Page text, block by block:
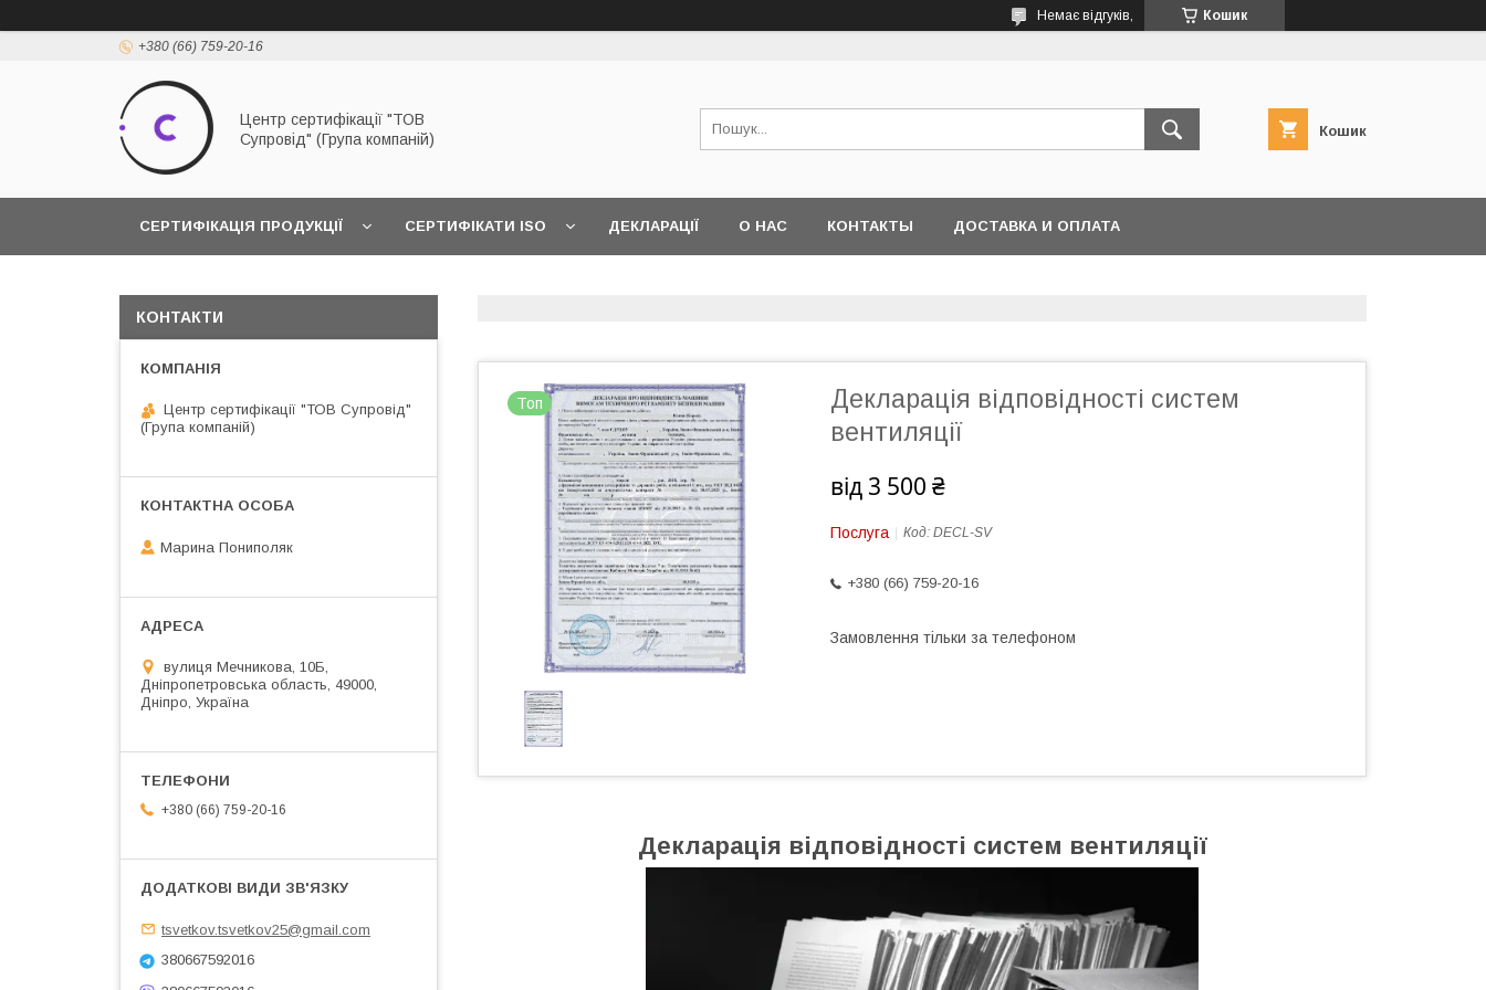
Кошик
Немає відгуків,
+380 (66) 759-20-16
Центр сертифікації "ТОВ
Супровід" (Група компаній)
Кошик
СЕРТИФІКАЦІЯ ПРОДУКЦІЇ СЕРТИФІКАТИ ISO ДЕКЛАРАЦІЇ О НАС КОНТАКТЫ ДОСТАВКА И ОПЛАТА
Топ
Декларація відповідності систем
вентиляції
від 3 500 ₴
Послуга Код: DECL-SV
+380 (66) 759-20-16
Замовлення тільки за телефоном
Декларація відповідності систем вентиляції
КОНТАКТИ
Центр сертифікації "ТОВ Супровід"
(Група компаній)
Марина Пониполяк
вулиця Мечникова, 10Б,
Дніпропетровська область, 49000,
Дніпро, Україна
+380 (66) 759-20-16
tsvetkov.tsvetkov25@gmail.com
380667592016